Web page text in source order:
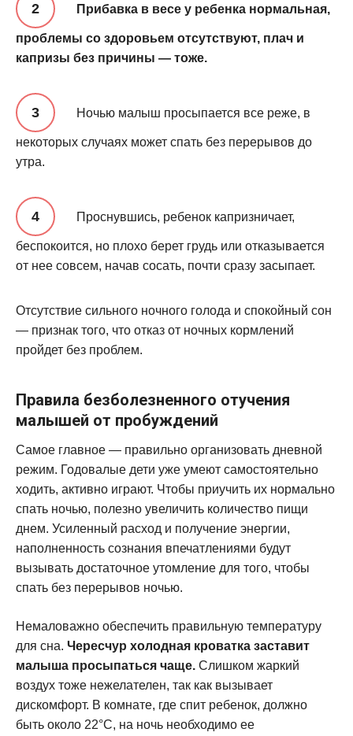
Прибавка в весе у ребенка нормальная,
проблемы со здоровьем отсутствуют, плач и
капризы без причины — тоже.
Ночью малыш просыпается все реже, в
некоторых случаях может спать без перерывов до
утра.
Проснувшись, ребенок капризничает,
беспокоится, но плохо берет грудь или отказывается
от нее совсем, начав сосать, почти сразу засыпает.
Отсутствие сильного ночного голода и спокойный сон
— признак того, что отказ от ночных кормлений
пройдет без проблем.
Правила безболезненного отучения
малышей от пробуждений
Самое главное — правильно организовать дневной
режим. Годовалые дети уже умеют самостоятельно
ходить, активно играют. Чтобы приучить их нормально
спать ночью, полезно увеличить количество пищи
днем. Усиленный расход и получение энергии,
наполненность сознания впечатлениями будут
вызывать достаточное утомление для того, чтобы
спать без перерывов ночью.
Немаловажно обеспечить правильную температуру
для сна. Чересчур холодная кроватка заставит
малыша просыпаться чаще. Слишком жаркий
воздух тоже нежелателен, так как вызывает
дискомфорт. В комнате, где спит ребенок, должно
быть около 22°С, на ночь необходимо ее